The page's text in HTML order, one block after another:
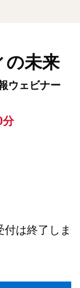
の未来
ウェビナー
分
付は終了しま